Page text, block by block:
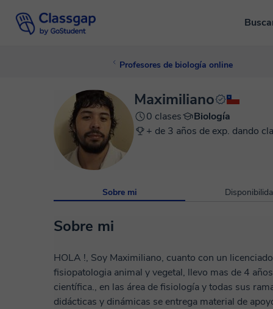
Profesores de biología online
Maximiliano
0 clases
Biología
+ de 3 años de exp. dando
Sobre mi
Sobre mi
HOLA !, Soy Maximiliano, cuanto con un
fisiopatologia animal y vegetal, llevo mas de 4 años de experiencia en el área pedagógica y
científica., en las área de fisiología y todas sus ramas, en la anatomía y biología, las clases son
didácticas y dinámicas se entrega material de